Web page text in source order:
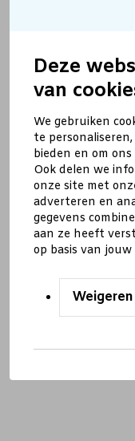
Deze
van
We gebruiken
te
bieden en om
Ook delen we
onze site met
adverteren en
gegevens
aan ze heeft
op basis van
Weigeren